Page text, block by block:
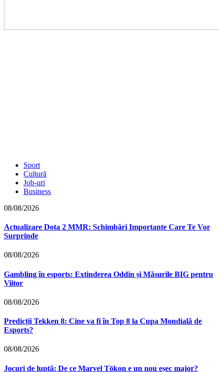
Sport
Cultură
Job-uri
Business
08/08/2026
Actualizare Dota 2 MMR: Schimbări Importante Care Te Vor
Surprinde
08/08/2026
Gambling în esports: Extinderea Oddin și Măsurile BIG pentru
Viitor
08/08/2026
Predicții Tekken 8: Cine va fi în Top 8 la Cupa Mondială de
Esports?
08/08/2026
Jocuri de luptă: De ce Marvel Tōkon e un nou eșec major?